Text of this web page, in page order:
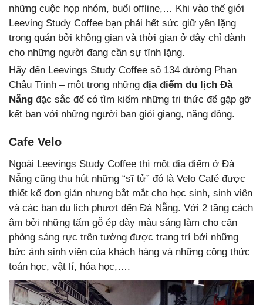
những cuộc họp nhóm, buổi offline,… Khi vào thế giới
Leeving Study Coffee bạn phải hết sức giữ yên lặng
trong quán bởi không gian và thời gian ở đây chỉ dành
cho những người đang cần sự tĩnh lặng.
Hãy đến Leevings Study Coffee số 134 đường Phan
Châu Trinh – một trong những địa điểm du lịch Đà
Nẵng đặc sắc để có tìm kiếm những tri thức để gặp gỡ
kết bạn với những người bạn giỏi giang, năng động.
Cafe Velo
Ngoài Leevings Study Coffee thì một địa điểm ở Đà
Nẵng cũng thu hút những “sĩ tử” đó là Velo Café được
thiết kế đơn giản nhưng bắt mắt cho học sinh, sinh viên
và các bạn du lịch phượt đến Đà Nẵng. Với 2 tầng cách
âm bởi những tấm gỗ ép dày màu sáng làm cho căn
phòng sáng rực trên tường được trang trí bởi những
bức ảnh sinh viên của khách hàng và những công thức
toán học, vật lí, hóa học,….